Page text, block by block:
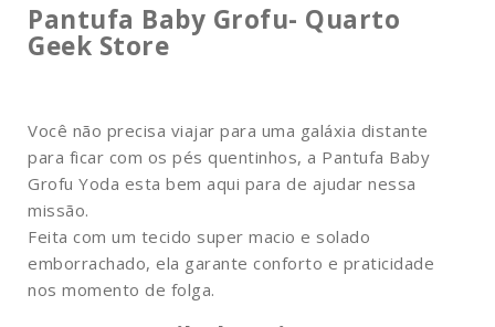
Pantufa Baby Grofu- Quarto
Geek Store
Você não precisa viajar para uma galáxia distante
para ficar com os pés quentinhos, a Pantufa Baby
Grofu Yoda esta bem aqui para de ajudar nessa
missão.
Feita com um tecido super macio e solado
emborrachado, ela garante conforto e praticidade
nos momento de folga.